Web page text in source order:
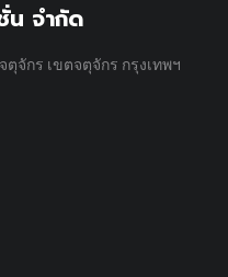
น จำกัด
จักร เขตจตุจักร กรุงเทพฯ